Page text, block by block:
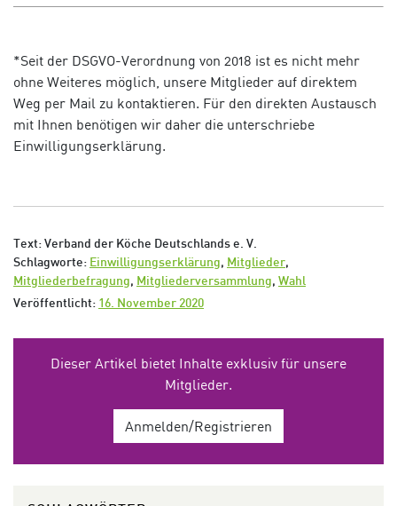
*Seit der DSGVO-Verordnung von 2018 ist es nicht mehr
ohne Weiteres möglich, unsere Mitglieder auf direktem
Weg per Mail zu kontaktieren. Für den direkten Austausch
mit Ihnen benötigen wir daher die unterschriebe
Einwilligungserklärung.
Text: Verband der Köche Deutschlands e. V.
Schlagworte: Einwilligungserklärung, Mitglieder,
Mitgliederbefragung, Mitgliederversammlung, Wahl
Veröffentlicht: 16. November 2020
Dieser Artikel bietet Inhalte exklusiv für unsere
Mitglieder.
Anmelden/Registrieren